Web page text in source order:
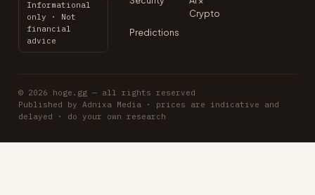
Informational
only · Not
financial
advice
Crypto
Predictions
© 2026 hoge.gg — all rights reserved
Published by Adnixa Media · prices are indicative and
delayed · do your own research